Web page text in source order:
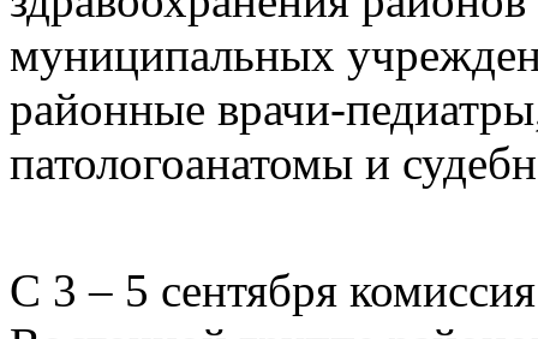
муниципальных
районные врачи-
патологоанатомы и
С 3 – 5 сентября